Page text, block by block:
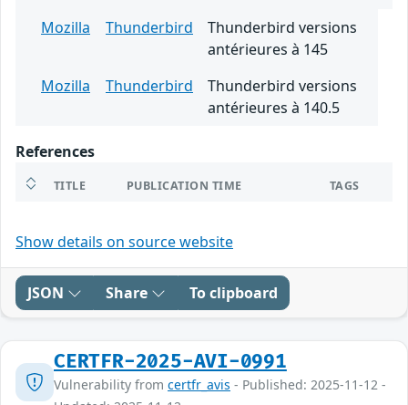
Mozilla Thunderbird
Thunderbird versions
antérieures à 145
Mozilla
Thunderbird
Thunderbird versions
antérieures à 140.5
References
TITLE PUBLICATION TIME TAGS
Show details on source website
JSON Share To clipboard
CERTFR-2025-AVI-0991
Vulnerability from certfr_avis - Published: 2025-11-12 -